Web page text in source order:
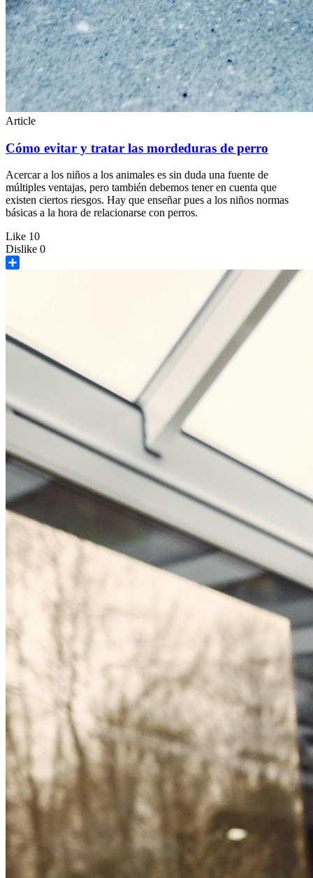
Article
Cómo evitar y tratar las mordeduras de perro
Acercar a los niños a los animales es sin duda una fuente de
múltiples ventajas, pero también debemos tener en cuenta que
existen ciertos riesgos. Hay que enseñar pues a los niños normas
básicas a la hora de relacionarse con perros.
Like 10
Dislike 0